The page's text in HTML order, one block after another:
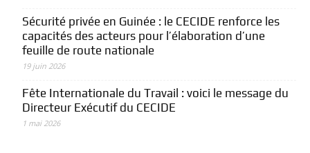
Sécurité privée en Guinée : le CECIDE renforce les
capacités des acteurs pour l’élaboration d’une
feuille de route nationale
19 juin 2026
Fête Internationale du Travail : voici le message du
Directeur Exécutif du CECIDE
1 mai 2026